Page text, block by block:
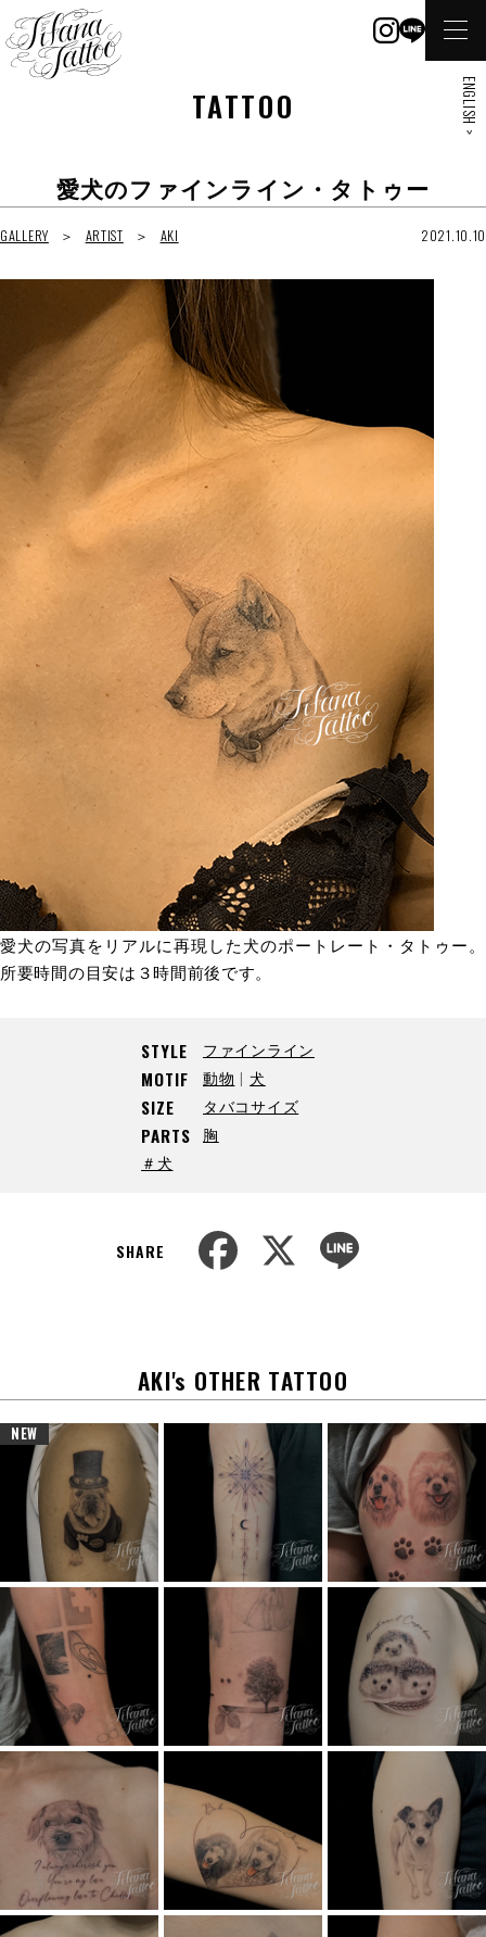
TATTOO
愛犬のファインライン・タトゥー
GALLERY ARTIST AKI 2021.10.10
愛犬の写真をリアルに再現した犬のポートレート・タトゥー。
所要時間の目安は３時間前後です。
STYLE ファインライン
MOTIF 動物 犬
SIZE タバコサイズ
PARTS
胸
＃犬
SHARE
AKI's OTHER TATTOO
NEW
ENGLISH >